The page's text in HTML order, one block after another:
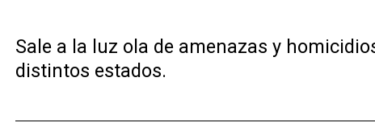
Sale a la luz ola de amenazas y
distintos estados.